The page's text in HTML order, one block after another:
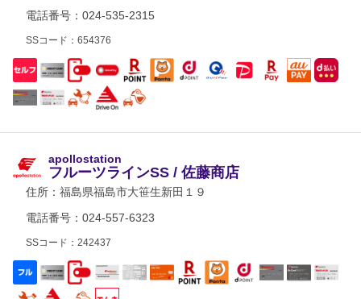
電話番号：024-535-2315
SSコード：654376
apollostation
フルーツラインSS / 佐藤商店
住所： 福島県福島市大笹生新田１９
電話番号：024-557-6323
SSコード：242437